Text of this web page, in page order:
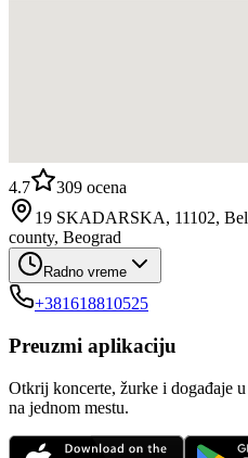
4.7 309 ocena
19 SKADARSKA, 11102,
county, Beograd
Radno vreme
+381618810525
Preuzmi aplikaciju
Otkrij koncerte, žurke i događaje
na jednom mestu.